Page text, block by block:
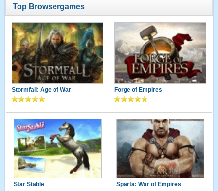
Top Browsergames
Stormfall: Age of War Forge of Empires
Star Stable Sparta: War of Empires